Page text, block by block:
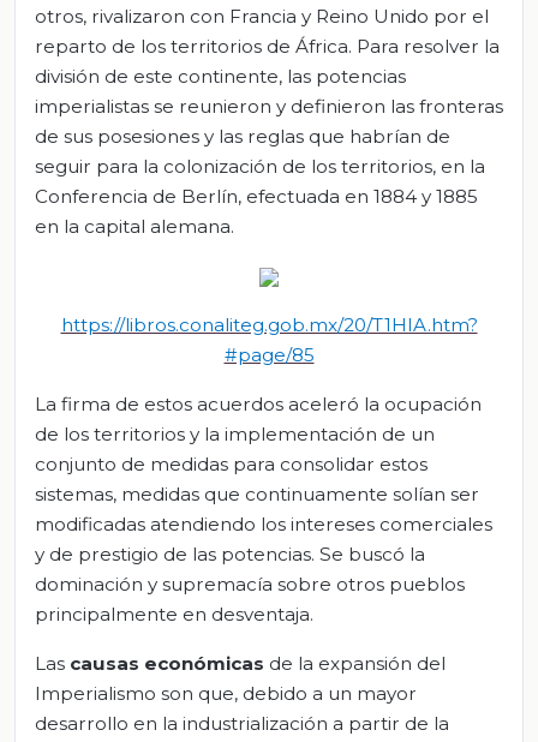
otros, rivalizaron con Francia y Reino Unido por el
reparto de los territorios de África. Para resolver la
división de este continente, las potencias
imperialistas se reunieron y definieron las fronteras
de sus posesiones y las reglas que habrían de
seguir para la colonización de los territorios, en la
Conferencia de Berlín, efectuada en 1884 y 1885
en la capital alemana.
https://libros.conaliteg.gob.mx/20/T1HIA.htm?
#page/85
La firma de estos acuerdos aceleró la ocupación
de los territorios y la implementación de un
conjunto de medidas para consolidar estos
sistemas, medidas que continuamente solían ser
modificadas atendiendo los intereses comerciales
y de prestigio de las potencias. Se buscó la
dominación y supremacía sobre otros pueblos
principalmente en desventaja.
Las causas económicas de la expansión del
Imperialismo son que, debido a un mayor
desarrollo en la industrialización a partir de la